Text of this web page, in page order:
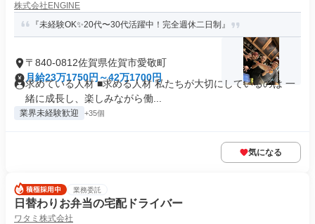
株式会社ENGINE
『未経験OK✨20代〜30代活躍中！完全週休二日制』
〒840-0812佐賀県佐賀市愛敬町
月給23万1750円～42万1700円
求めている人材 ■求める人材 私たちが大切にしているのは 一
緒に成長し、楽しみながら働...
業界未経験歓迎 +35個
気になる
業務委託
日替わりお弁当の宅配ドライバー
ワタミ株式会社